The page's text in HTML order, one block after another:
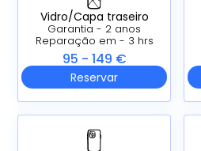
Vidro/Capa traseiro
Garantia - 2 anos
Reparação em - 3 hrs
95 - 149 €
Reservar